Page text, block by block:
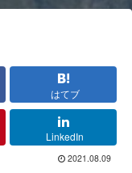
はてブ
LinkedIn
2021.08.09